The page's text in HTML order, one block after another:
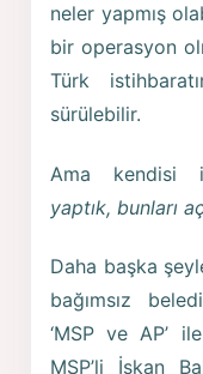
neler yapmış
bir operasyon
Türk
sürülebilir.
Ama kendisi
yaptık, bunları
Daha başka
bağımsız
‘MSP ve AP’
MSP’li İskan